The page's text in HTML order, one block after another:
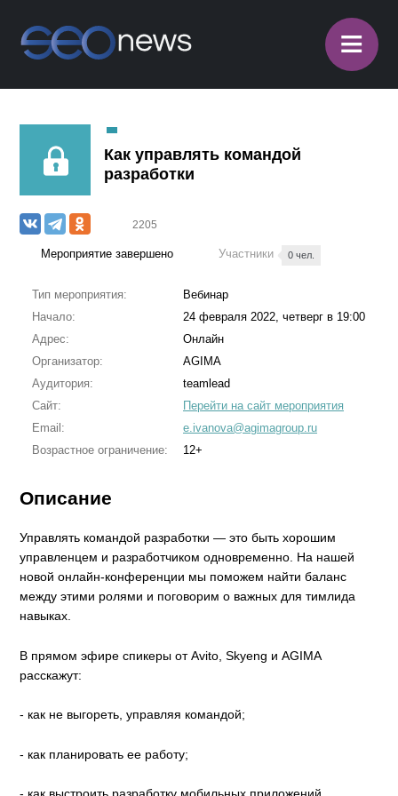
≡
Как управлять командой
разработки
2205
Мероприятие завершено Участники 0 чел.
Тип мероприятия:
Вебинар
Начало:
24 февраля 2022, четверг в 19:00
Адрес:
Онлайн
Организатор:
AGIMA
Аудитория:
teamlead
Сайт:
Перейти на сайт мероприятия
Email:
e.ivanova@agimagroup.ru
Возрастное ограничение:
12+
Описание
Управлять командой разработки — это быть хорошим
управленцем и разработчиком одновременно. На нашей
новой онлайн-конференции мы поможем найти баланс
между этими ролями и поговорим о важных для тимлида
навыках.
В прямом эфире спикеры от Avito, Skyeng и AGIMA
расскажут:
- как не выгореть, управляя командой;
- как планировать ее работу;